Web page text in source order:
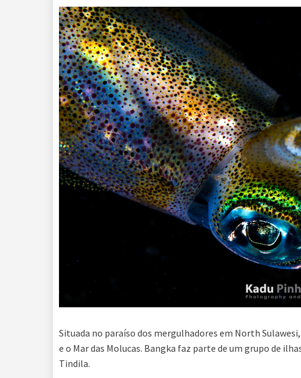
Situada no paraíso dos mergulhadores em North
e o Mar das Molucas. Bangka faz parte de um grupo de
Tindila.